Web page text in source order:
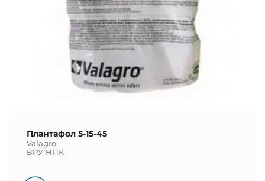
Плантафол 5-15-45
Valagro
ВРУ НПК